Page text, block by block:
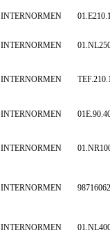
INTERNORMEN
INTERNORMEN
INTERNORMEN
INTERNORMEN
INTERNORMEN
INTERNORMEN
INTERNORMEN